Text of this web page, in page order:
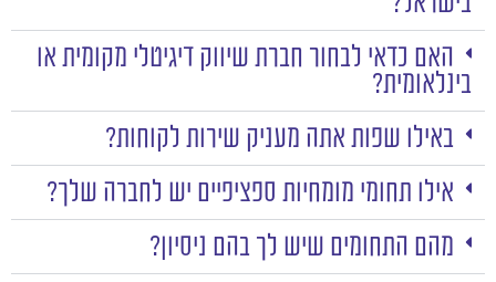
האם כדאי לבחור חברת שיווק דיגיטלי מקומית או
בינלאומית?
באילו שפות אתה מעניק שירות לקוחות?
אילו תחומי מומחיות ספציפיים יש לחברה שלך?
מהם התחומים שיש לך בהם ניסיון?